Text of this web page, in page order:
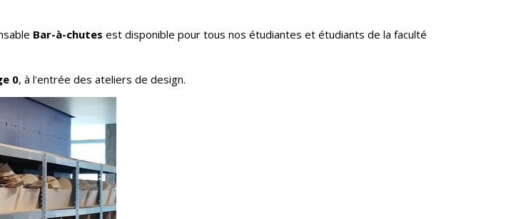
Bar-à-chutes est disponible pour tous nos étudiantes et étudiants de la faculté
0, à l'entrée des ateliers de design.